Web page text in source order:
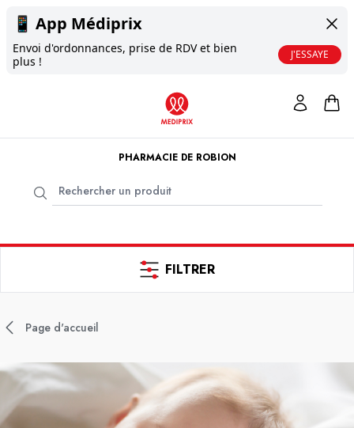
📱 App Médiprix
Envoi d'ordonnances, prise de RDV et bien
plus !
J'ESSAYE
PHARMACIE DE ROBION
FILTRER
Page d'accueil